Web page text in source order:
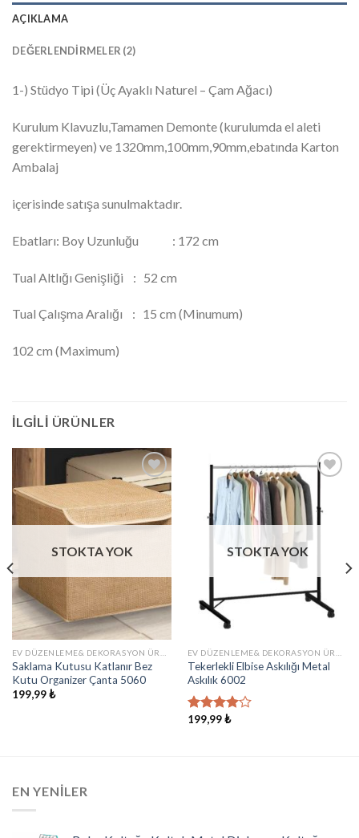
AÇIKLAMA
DEĞERLENDIRMELER (2)
1-) Stüdyo Tipi (Üç Ayaklı Naturel – Çam Ağacı)
Kurulum Klavuzlu,Tamamen Demonte (kurulumda el aleti
gerektirmeyen) ve 1320mm,100mm,90mm,ebatında Karton
Ambalaj
içerisinde satışa sunulmaktadır.
Ebatları: Boy Uzunluğu : 172 cm
Tual Altlığı Genişliği : 52 cm
Tual Çalışma Aralığı : 15 cm (Minumum)
102 cm (Maximum)
İLGILI ÜRÜNLER
İstek
Listeme
Ekle
STOKTA YOK
EV DÜZENLEME& DEKORASYON ÜRÜNLERI
Saklama Kutusu Katlanır Bez
Kutu Organizer Çanta 5060
199,99₺
Listeme
Ekle
STOKTA YOK
EV DÜZENLEME& DEKORASYON ÜRÜNLERI
Tekerlekli Elbise Askılığı Metal
Askılık 6002
5
199,99₺
EN YENILER